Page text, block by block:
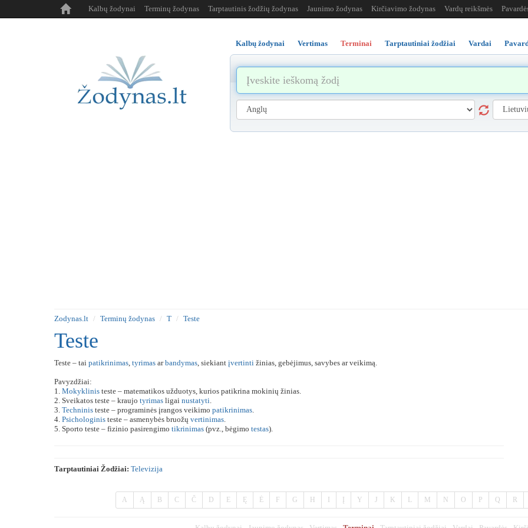
Kalbų žodynai Terminų žodynas Tarptautinis žodžių žodynas Jaunimo žodynas Kirčiavimo žodynas Vardų reikšmės
Kalbų žodynai Vertimas Terminai Tarptautiniai žodžiai Vardai
Zodynas.lt Terminų žodynas T Teste
Teste
Teste – tai patikrinimas, tyrimas arbandymas, siekiant įvertinti žinias, gebėjimus, savybes ar veikimą.
Pavyzdžiai:
1. Mokyklinis teste – matematikos užduotys, kurios patikrina mokinių žinias.
2. Sveikatos teste – kraujo tyrimas ligai nustatyti.
3. Techninis teste – programinės įrangos veikimo patikrinimas.
4. Psichologinis teste – asmenybės bruožų vertinimas.
5. Sporto teste – fizinio pasirengimo tikrinimas (pvz., bėgimo testas).
Tarptautiniai Žodžiai: Televizija
A Ą B C Č D E Ę Ė F G H Y J K L M N O P Q R